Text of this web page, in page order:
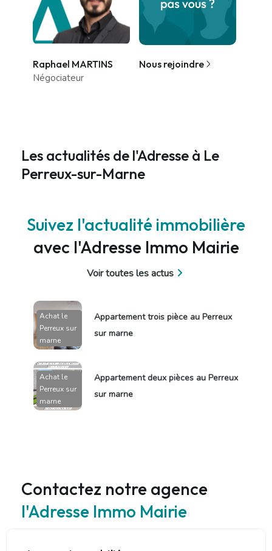
Raphael MARTINS
Négociateur
Nous rejoindre
Les actualités de l'Adresse à Le
Perreux-sur-Marne
Suivez l'actualité immobilière
avec l'Adresse Immo Mairie
Voir toutes les actus
Achat le
Perreux sur
marne
Appartement trois pièce au Perreux
sur marne
Achat le
Perreux sur
marne
Appartement deux pièces au Perreux
sur marne
Contactez notre agence
l'Adresse Immo Mairie